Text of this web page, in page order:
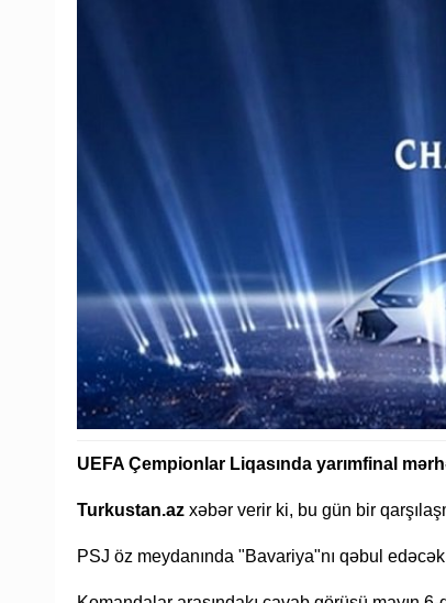
UEFA Çempionlar Liqasında yarımfinal
Turkustan.az xəbər verir ki, bu gün bir
PSJ öz meydanında "Bavariya"nı qəbul